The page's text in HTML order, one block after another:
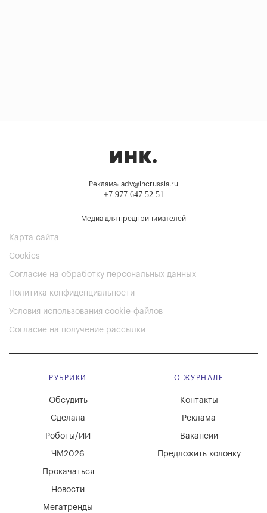
Реклама: adv@incrussia.ru
+7 977 647 52 51
Медиа для предпринимателей
Карта сайта
Cookies
Согласие на обработку персональных данных
Политика конфиденциальности
Условия использования cookie-файлов
Согласие на получение рассылки
РУБРИКИ
Мегатренды
Новости
Обсудить
Сделала
Роботы/ИИ
ЧМ2026
Прокачаться
О ЖУРНАЛЕ
Вакансии
Реклама
Контакты
Предложить колонку